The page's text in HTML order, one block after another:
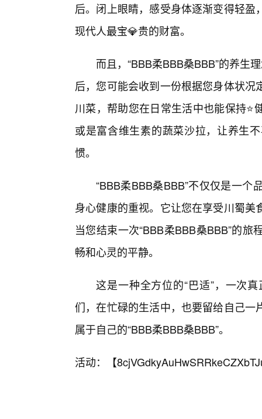
后。闭上眼睛，感受身体逐渐变得轻
现代人最宝💎贵的财富。
而且，“BBB柔BBB桑BBB”的养生
后，您可能会收到一份根据您身体状
川菜，帮助您在日常生活中也能保持
或是富含维生素的蔬菜沙拉，让养生
惯。
“BBB柔BBB桑BBB”不仅仅是一
身心健康的重视。它让您在享受川蜀
当您结束一次“BBB柔BBB桑BBB”的
畅和心灵的平静。
这是一种全方位的“巴适”，一次
们，在忙碌的生活中，也要留给自己
属于自己的“BBB柔BBB桑BBB”。
活动：【